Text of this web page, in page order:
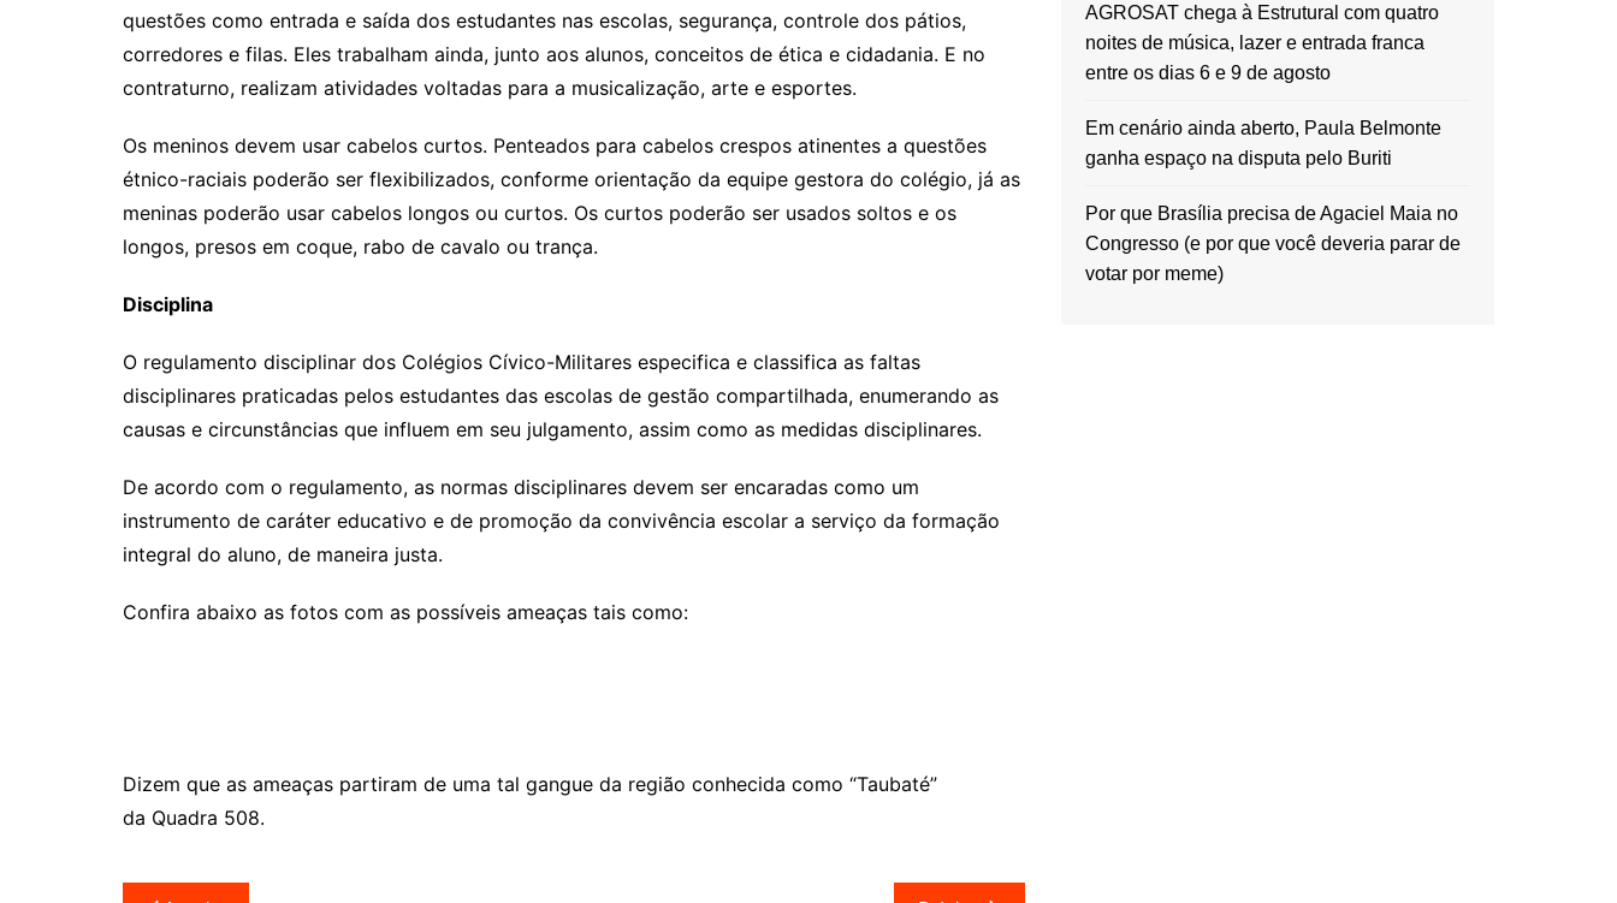
questões como entrada e saída dos estudantes nas escolas, segurança, controle dos pátios,
corredores e filas. Eles trabalham ainda, junto aos alunos, conceitos de ética e cidadania. E no
contraturno, realizam atividades voltadas para a musicalização, arte e esportes.
Os meninos devem usar cabelos curtos. Penteados para cabelos crespos atinentes a questões
étnico-raciais poderão ser flexibilizados, conforme orientação da equipe gestora do colégio, já as
meninas poderão usar cabelos longos ou curtos. Os curtos poderão ser usados soltos e os
longos, presos em coque, rabo de cavalo ou trança.
Disciplina
O regulamento disciplinar dos Colégios Cívico-Militares especifica e classifica as faltas
disciplinares praticadas pelos estudantes das escolas de gestão compartilhada, enumerando as
causas e circunstâncias que influem em seu julgamento, assim como as medidas disciplinares.
De acordo com o regulamento, as normas disciplinares devem ser encaradas como um
instrumento de caráter educativo e de promoção da convivência escolar a serviço da formação
integral do aluno, de maneira justa.
Confira abaixo as fotos com as possíveis ameaças tais como:
Dizem que as ameaças partiram de uma tal gangue da região conhecida como “Taubaté”
da Quadra 508.
AGROSAT chega à Estrutural com quatro
noites de música, lazer e entrada franca
entre os dias 6 e 9 de agosto
Em cenário ainda aberto, Paula Belmonte
ganha espaço na disputa pelo Buriti
Por que Brasília precisa de Agaciel Maia no
Congresso (e por que você deveria parar de
votar por meme)